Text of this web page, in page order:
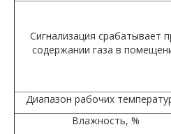
Сигнализация срабатывает
содержании газа в
Диапазон рабочих
Влажность, %